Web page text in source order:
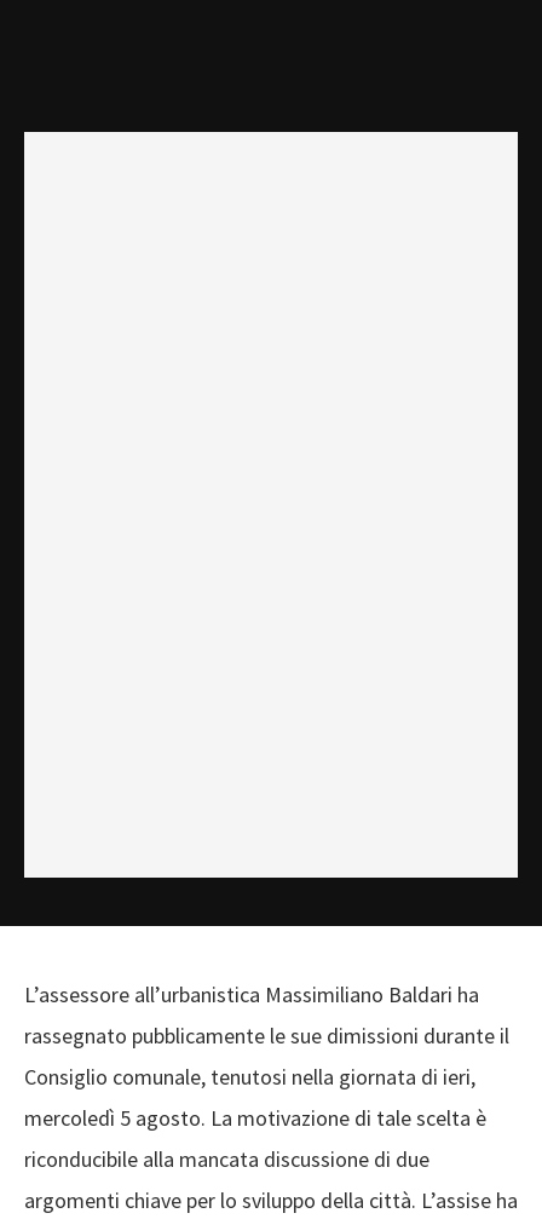
L’assessore all’urbanistica Massimiliano Baldari ha
rassegnato pubblicamente le sue dimissioni durante il
Consiglio comunale, tenutosi nella giornata di ieri,
mercoledì 5 agosto. La motivazione di tale scelta è
riconducibile alla mancata discussione di due
argomenti chiave per lo sviluppo della città. L’assise ha